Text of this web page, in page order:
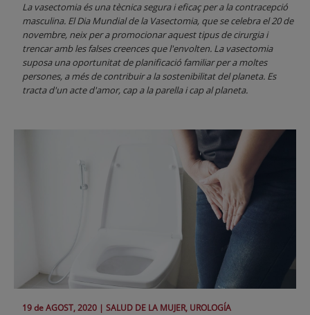
La vasectomia és una tècnica segura i eficaç per a la contracepció
masculina. El Dia Mundial de la Vasectomia, que se celebra el 20 de
novembre, neix per a promocionar aquest tipus de cirurgia i
trencar amb les falses creences que l'envolten. La vasectomia
suposa una oportunitat de planificació familiar per a moltes
persones, a més de contribuir a la sostenibilitat del planeta. Es
tracta d'un acte d'amor, cap a la parella i cap al planeta.
19 deAGOST, 2020 | SALUD DE LA MUJER, UROLOGÍA